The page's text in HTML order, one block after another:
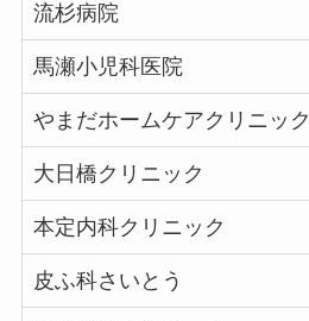
流杉病院
馬瀬小児科医院
やまだホームケアクリニック
大日橋クリニック
本定内科クリニック
皮ふ科さいとう